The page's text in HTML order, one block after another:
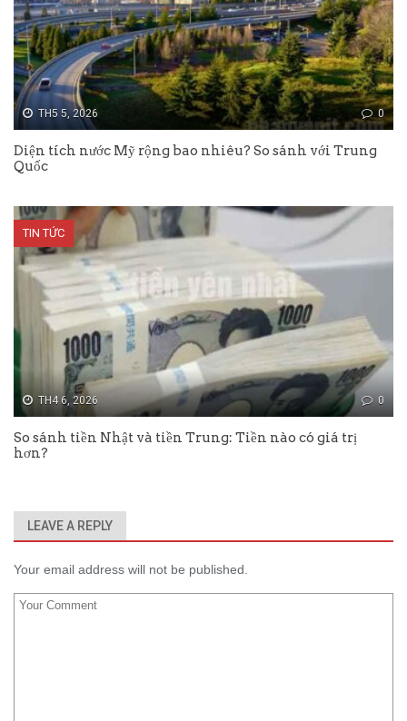
TH5 5, 2026 0
Diện tích nước Mỹ rộng bao nhiêu? So sánh với Trung
Quốc
TIN TỨC
TH4 6, 2026 0
So sánh tiền Nhật và tiền Trung: Tiền nào có giá trị
hơn?
LEAVE A REPLY
Your email address will not be published.